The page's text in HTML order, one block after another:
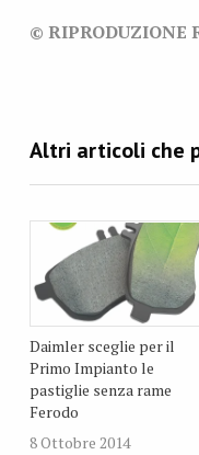
© RIPRODUZIONE
Daimler sceglie per il
Primo Impianto le
pastiglie senza rame
Ferodo
8 Ottobre 2014